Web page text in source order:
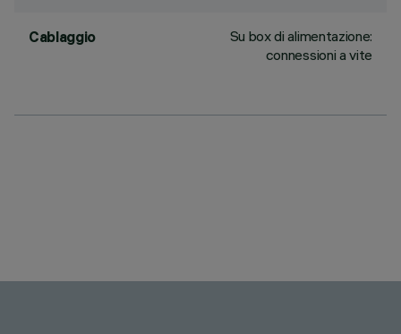
Cablaggio
Su box di alimentazione:
connessioni a vite